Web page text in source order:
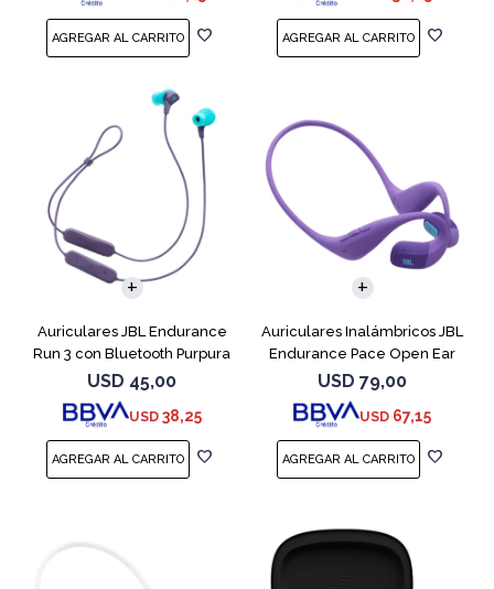
Auriculares JBL Endurance
Run 3 con Bluetooth Purpura
USD 45,00
USD 38,25
Auriculares Inalámbricos JBL
Endurance Pace Open Ear
Purpura
USD 79,00
USD 67,15